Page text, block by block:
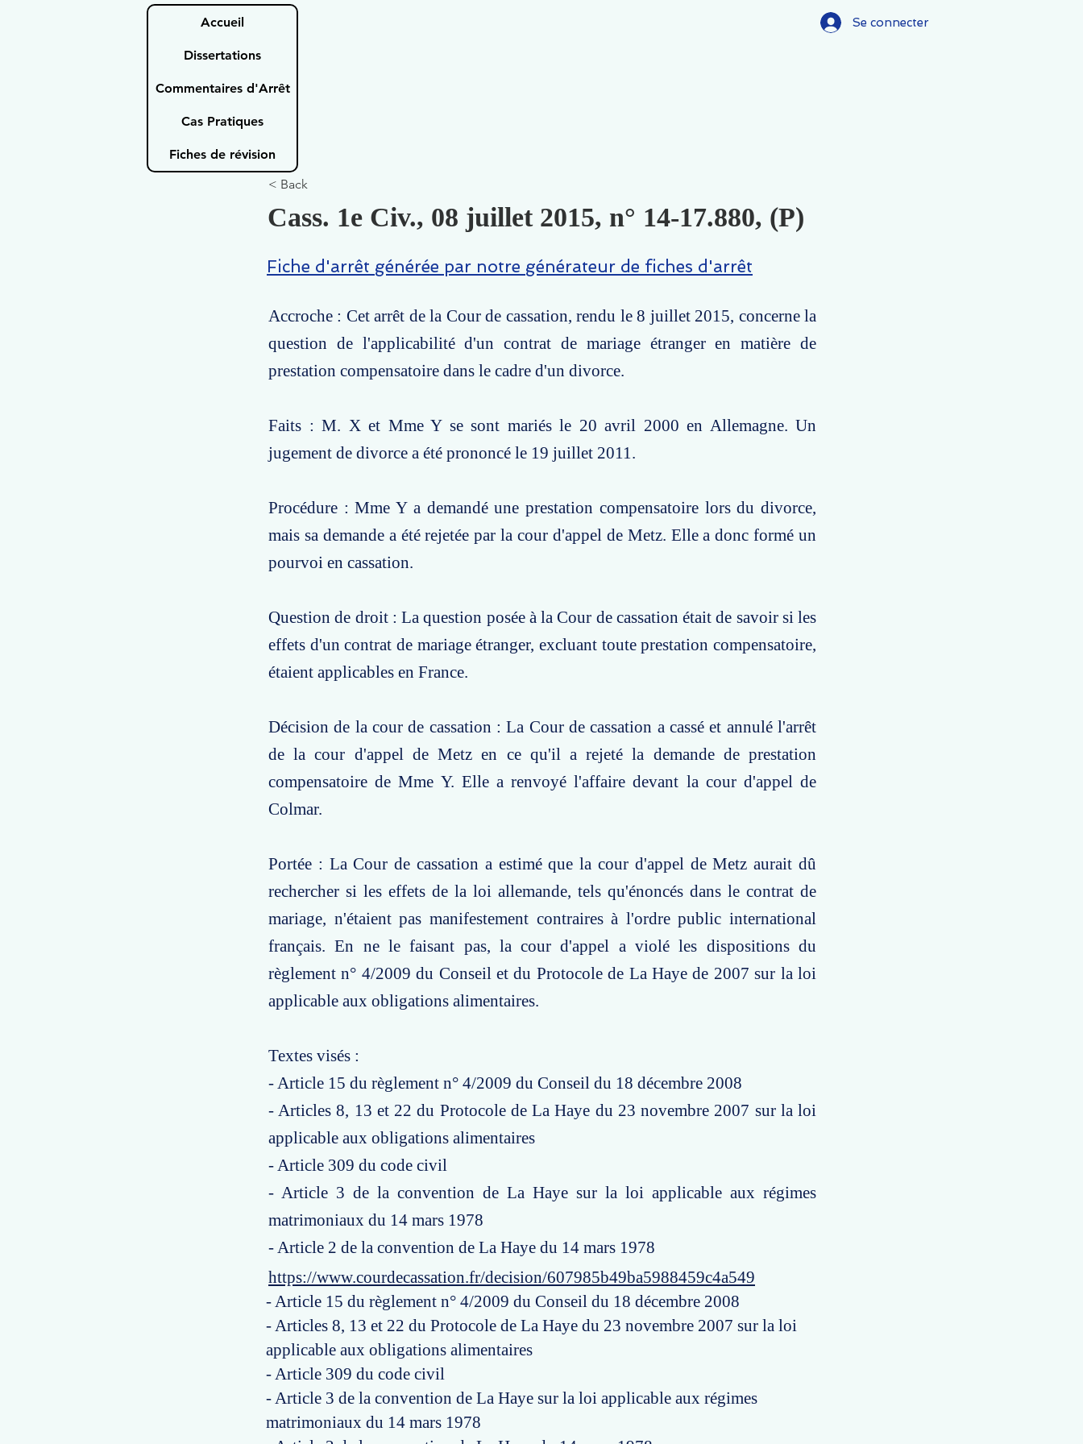
Accueil
Dissertations
Commentaires d'Arrêt
Cas Pratiques
Fiches de révision
Se connecter
< Back
Cass. 1e Civ., 08 juillet 2015, n° 14-17.880, (P)
Fiche d'arrêt générée par notre générateur de fiches d'arrêt
Accroche : Cet arrêt de la Cour de cassation, rendu le 8 juillet 2015, concerne la
question de l'applicabilité d'un contrat de mariage étranger en matière de
prestation compensatoire dans le cadre d'un divorce.
Faits : M. X et Mme Y se sont mariés le 20 avril 2000 en Allemagne. Un
jugement de divorce a été prononcé le 19 juillet 2011.
Procédure : Mme Y a demandé une prestation compensatoire lors du divorce,
mais sa demande a été rejetée par la cour d'appel de Metz. Elle a donc formé un
pourvoi en cassation.
Question de droit : La question posée à la Cour de cassation était de savoir si les
effets d'un contrat de mariage étranger, excluant toute prestation compensatoire,
étaient applicables en France.
Décision de la cour de cassation : La Cour de cassation a cassé et annulé l'arrêt
de la cour d'appel de Metz en ce qu'il a rejeté la demande de prestation
compensatoire de Mme Y. Elle a renvoyé l'affaire devant la cour d'appel de
Colmar.
Portée : La Cour de cassation a estimé que la cour d'appel de Metz aurait dû
rechercher si les effets de la loi allemande, tels qu'énoncés dans le contrat de
mariage, n'étaient pas manifestement contraires à l'ordre public international
français. En ne le faisant pas, la cour d'appel a violé les dispositions du
règlement n° 4/2009 du Conseil et du Protocole de La Haye de 2007 sur la loi
applicable aux obligations alimentaires.
Textes visés :
- Article 15 du règlement n° 4/2009 du Conseil du 18 décembre 2008
- Articles 8, 13 et 22 du Protocole de La Haye du 23 novembre 2007 sur la loi
applicable aux obligations alimentaires
- Article 309 du code civil
- Article 3 de la convention de La Haye sur la loi applicable aux régimes
matrimoniaux du 14 mars 1978
- Article 2 de la convention de La Haye du 14 mars 1978
https://www.courdecassation.fr/decision/607985b49ba5988459c4a549
- Article 15 du règlement n° 4/2009 du Conseil du 18 décembre 2008
- Articles 8, 13 et 22 du Protocole de La Haye du 23 novembre 2007 sur la loi
applicable aux obligations alimentaires
- Article 309 du code civil
- Article 3 de la convention de La Haye sur la loi applicable aux régimes
matrimoniaux du 14 mars 1978